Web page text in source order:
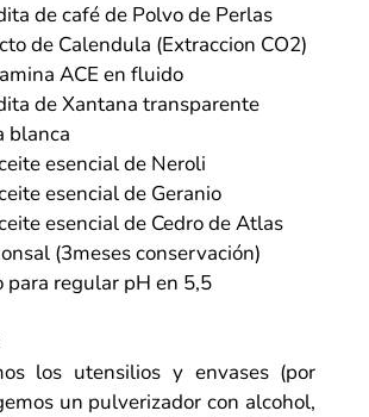
de café dePolvo de Perlas
de Calendula (Extraccion CO2)
ACE en fluido
de Xantana transparente
blanca
esencial de Neroli
esencial de Geranio
esencial de Cedro de Atlas
(3meses conservación)
para regular pH en 5,5
los utensilios y envases (por
un pulverizador con alcohol,